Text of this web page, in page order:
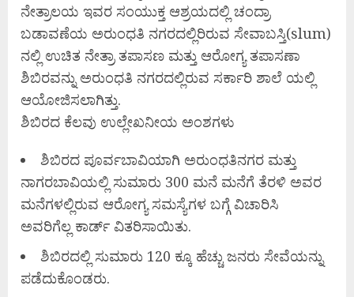
ನೇತ್ರಾಲಯ ಇವರ ಸಂಯುಕ್ತ ಆಶ್ರಯದಲ್ಲಿ ಚಂದ್ರಾ
ಬಡಾವಣೆಯ ಅರುಂಧತಿ ನಗರದಲ್ಲಿರಿರುವ ಸೇವಾಬಸ್ತಿ(slum)
ನಲ್ಲಿ ಉಚಿತ ನೇತ್ರಾ ತಪಾಸಣ ಮತ್ತು ಆರೋಗ್ಯ ತಪಾಸಣಾ
ಶಿಬಿರವನ್ನು ಅರುಂಧತಿ ನಗರದಲ್ಲಿರುವ ಸರ್ಕಾರಿ ಶಾಲೆ ಯಲ್ಲಿ
ಆಯೋಜಿಸಲಾಗಿತ್ತು.
ಶಿಬಿರದ ಕೆಲವು ಉಲ್ಲೇಖನೀಯ ಅಂಶಗಳು
ಶಿಬಿರದ ಪೂರ್ವಬಾವಿಯಾಗಿ ಅರುಂಧತಿನಗರ ಮತ್ತು
ನಾಗರಬಾವಿಯಲ್ಲಿ ಸುಮಾರು 300 ಮನೆ ಮನೆಗೆ ತೆರಳಿ ಅವರ
ಮನೆಗಳಲ್ಲಿರುವ ಆರೋಗ್ಯ ಸಮಸ್ಯೆಗಳ ಬಗ್ಗೆ ವಿಚಾರಿಸಿ
ಅವರಿಗೆಲ್ಲ ಕಾರ್ಡ್ ವಿತರಿಸಾಯಿತು.
ಶಿಬಿರದಲ್ಲಿ ಸುಮಾರು 120 ಕ್ಕೂ ಹೆಚ್ಚು ಜನರು ಸೇವೆಯನ್ನು
ಪಡೆದುಕೊಂಡರು.